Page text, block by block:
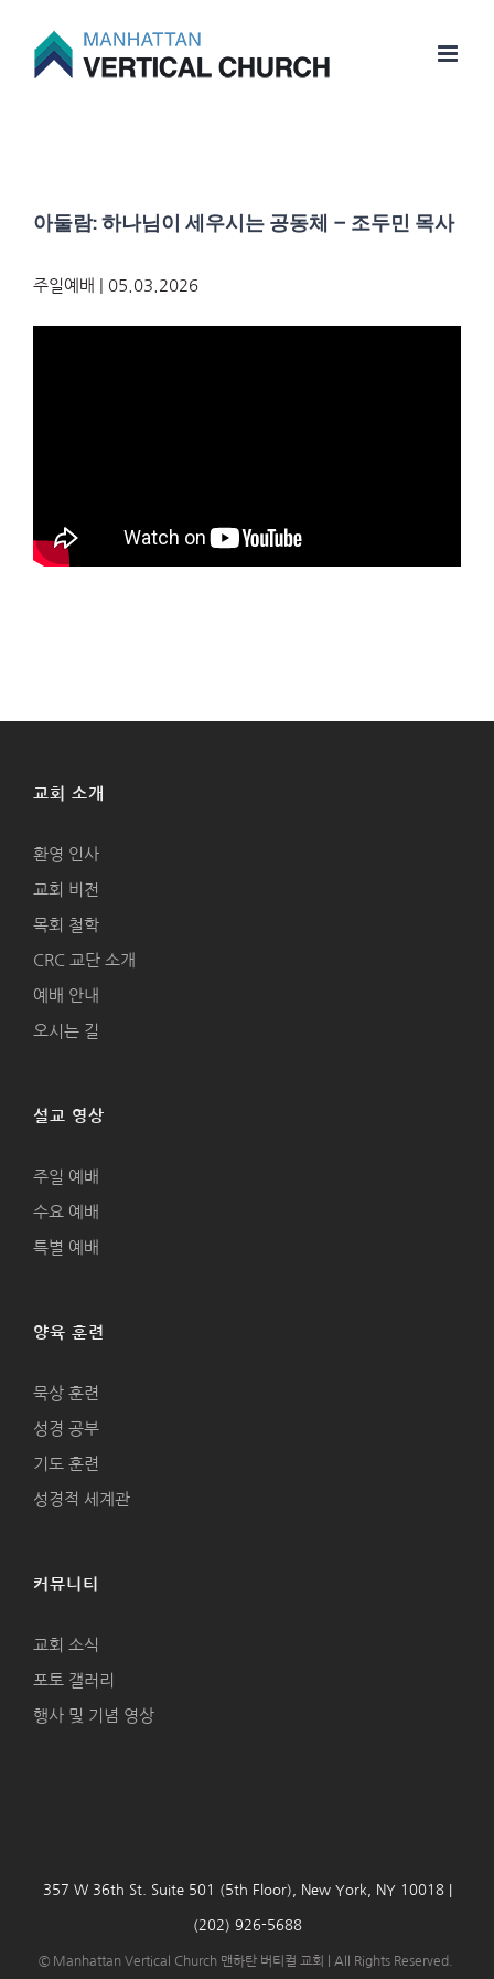
아둘람: 하나님이 세우시는 공동체 – 조두민 목사
주일예배 | 05.03.2026
교회 소개
환영 인사
교회 비전
목회 철학
CRC 교단 소개
예배 안내
오시는 길
설교 영상
주일 예배
수요 예배
특별 예배
양육 훈련
묵상 훈련
성경 공부
기도 훈련
성경적 세계관
커뮤니티
교회 소식
포토 갤러리
행사 및 기념 영상
357 W 36th St. Suite 501 (5th Floor), New York, NY 10018 |
(202) 926-5688
© Manhattan Vertical Church 맨하탄 버티컬 교회 | All Rights Reserved.